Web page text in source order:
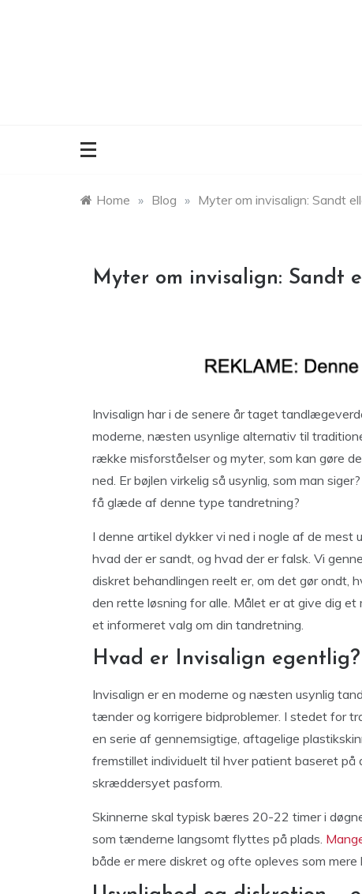
Home » Blog » Myter om invisalign: Sandt
Myter om invisalign: Sandt
Invisalign har i de senere år taget
moderne, næsten usynlige alternativ til
række misforståelser og myter, som kan gøre
ned. Er bøjlen virkelig så usynlig, som man
få glæde af denne type tandretning?
I denne artikel dykker vi ned i nogle af de
hvad der er sandt, og hvad der er falsk. Vi
diskret behandlingen reelt er, om det gør ondt,
den rette løsning for alle. Målet er at give dig
et informeret valg om din tandretning.
Hvad er Invisalign egentlig?
Invisalign er en moderne og næsten usynlig
tænder og korrigere bidproblemer. I stedet for
en serie af gennemsigtige, aftagelige
fremstillet individuelt til hver patient baseret
skræddersyet pasform.
Skinnerne skal typisk bæres 20-22 timer i
som tænderne langsomt flyttes på plads.
både er mere diskret og ofte opleves som